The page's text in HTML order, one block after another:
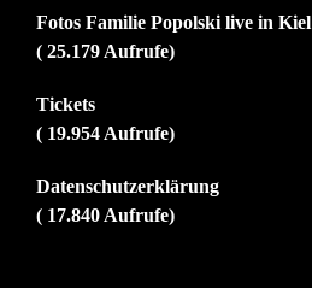
Fotos Familie Popolski live in Kiel
( 25.179 Aufrufe)
Tickets
( 19.954 Aufrufe)
Datenschutzerklärung
( 17.840 Aufrufe)